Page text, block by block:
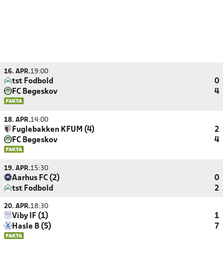
16. APR.19:00
tst Fodbold
0
FC Bøgeskov
4
18. APR.14:00
Fuglebakken KFUM (4)
2
FC Bøgeskov
4
19. APR.15:30
Aarhus FC (2)
0
tst Fodbold
2
20. APR.18:30
Viby IF (1)
1
Hasle B (5)
7